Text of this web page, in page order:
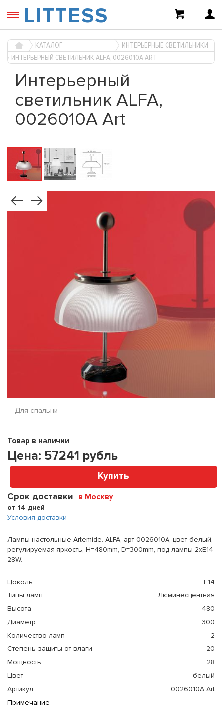
LITTESS
КАТАЛОГ
ИНТЕРЬЕРНЫЕ СВЕТИЛЬНИКИ
ИНТЕРЬЕРНЫЙ СВЕТИЛЬНИК ALFA, 0026010A ART
Интерьерный
светильник ALFA,
0026010A Art
Для спальни
Товар в наличии
Цена: 57241 рубль
Купить
Срок доставки в Москву
от 14 дней
Условия доставки
Лампы настольные Artemide. ALFA, арт 0026010A, цвет белый,
регулируемая яркость, H=480mm, D=300mm, под лампы 2xE14
28W.
Цоколь
E14
Типы ламп
Люминесцентная
Высота
480
Диаметр
300
Количество ламп
2
Степень защиты от влаги
20
Мощность
28
Цвет
белый
Артикул
0026010A Art
Примечание